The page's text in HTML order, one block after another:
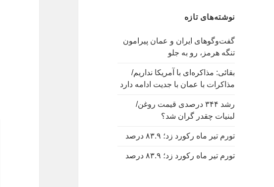
نوشته‌های تازه
گفت‌وگوهای ایران و عمان پیرامون
تنگه هرمز، رو به جلو
بقائی: مذاکره‌ای با آمریکا نداریم/
مذاکرات با عمان با جدیت ادامه دارد
رشد ۳۴۴ درصدی قیمت روغن/
لبنیات چقدر گران شد؟
تورم تیر ماه رکورد زد؛ ۸۳.۹ درصد
تورم تیر ماه رکورد زد؛ ۸۳.۹ درصد